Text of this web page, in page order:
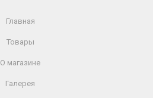
Главная
Товары
О магазине
Галерея